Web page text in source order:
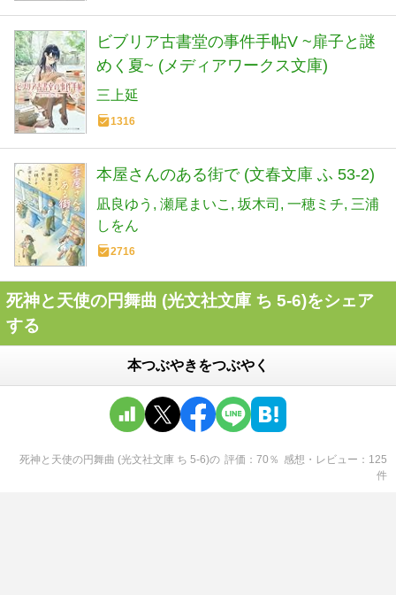
ビブリア古書堂の事件手帖V ~扉子と謎
めく夏~ (メディアワークス文庫)
三上延
1316
本屋さんのある街で (文春文庫 ふ 53-2)
凪良ゆう 瀬尾まいこ 坂木司 一穂ミチ 三浦
しをん
2716
死神と天使の円舞曲 (光文社文庫 ち 5-6)をシェア
する
本つぶやきをつぶやく
死神と天使の円舞曲 (光文社文庫 ち 5-6)の 評価 70 ％ 感想・レビュー
125
件